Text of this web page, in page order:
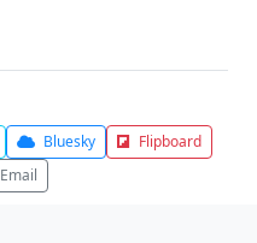
Bluesky
Flipboard
Email